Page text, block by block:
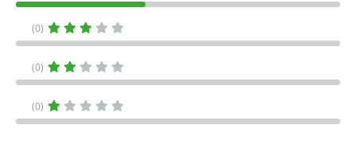
(0)
(0)
(0)